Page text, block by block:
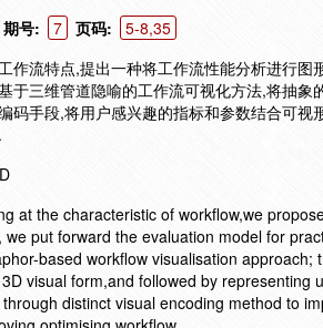
期号: 7 页码:
5-8,35
作流特点,提出一种将工作流性能分析进行
于三维管道隐喻的工作流可视化方法,将抽
码手段,将用户感兴趣的指标和参数结合可
at the characteristic of workflow,we
we put forward the evaluation model for
based workflow visualisation
visual form,and followed by representing
distinct visual encoding method to